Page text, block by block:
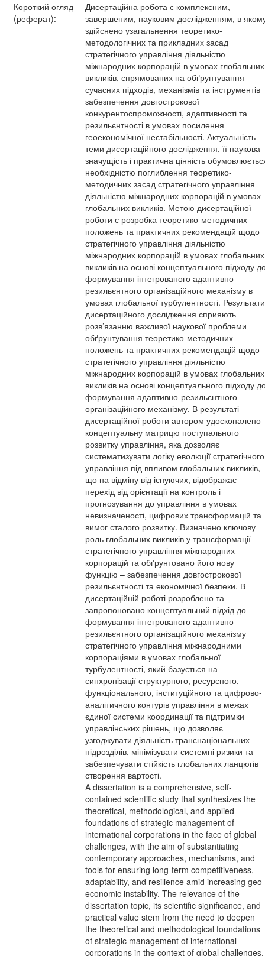
Короткий огляд
(реферат):
Дисертаційна робота є комплексним,
завершеним, науковим дослідженням, в
здійснено узагальнення теоретико-
методологічних та прикладних засад
стратегічного управління діяльністю
міжнародних корпорацій в умовах глобальних
викликів, спрямованих на обґрунтування
сучасних підходів, механізмів та інструментів
забезпечення довгострокової
конкурентоспроможності, адаптивності та
резильєнтності в умовах посилення
геоекономічної нестабільності. Актуальність
теми дисертаційного дослідження, її наукова
значущість і практична цінність
необхідністю поглиблення теоретико-
методичних засад стратегічного управління
діяльністю міжнародних корпорацій в умовах
глобальних викликів. Метою дисертаційної
роботи є розробка теоретико-методичних
положень та практичних рекомендацій щодо
стратегічного управління діяльністю
міжнародних корпорацій в умовах глобальних
викликів на основі концептуального підходу
формування інтегрованого адаптивно-
резильєнтного організаційного механізму в
умовах глобальної турбулентності. Результати
дисертаційного дослідження сприяють
розв’язанню важливої наукової проблеми
обґрунтування теоретико-методичних
положень та практичних рекомендацій щодо
стратегічного управління діяльністю
міжнародних корпорацій в умовах глобальних
викликів на основі концептуального підходу
формування адаптивно-резильєнтного
організаційного механізму. В результаті
дисертаційної роботи автором удосконалено
концептуальну матрицю поступального
розвитку управління, яка дозволяє
систематизувати логіку еволюції стратегічного
управління під впливом глобальних викликів,
що на відміну від існуючих, відображає
перехід від орієнтації на контроль і
прогнозування до управління в умовах
невизначеності, цифрових трансформацій та
вимог сталого розвитку. Визначено ключову
роль глобальних викликів у трансформації
стратегічного управління міжнародних
корпорацій та обґрунтовано його нову
функцію – забезпечення довгострокової
резильєнтності та економічної безпеки. В
дисертаційній роботі розроблено та
запропоновано концептуальний підхід до
формування інтегрованого адаптивно-
резильєнтного організаційного механізму
стратегічного управління міжнародними
корпораціями в умовах глобальної
турбулентності, який базується на
синхронізації структурного, ресурсного,
функціонального, інституційного та цифрово-
аналітичного контурів управління в межах
єдиної системи координації та підтримки
управлінських рішень, що дозволяє
узгоджувати діяльність транснаціональних
підрозділів, мінімізувати системні ризики та
забезпечувати стійкість глобальних ланцюгів
створення вартості.
A dissertation is a comprehensive, self-
contained scientific study that synthesizes the
theoretical, methodological, and applied
foundations of strategic management of
international corporations in the face of global
challenges, with the aim of substantiating
contemporary approaches, mechanisms, and
tools for ensuring long-term competitiveness,
adaptability, and resilience amid increasing geo-
economic instability. The relevance of the
dissertation topic, its scientific significance, and
practical value stem from the need to deepen
the theoretical and methodological foundations
of strategic management of international
corporations in the context of global challenges.